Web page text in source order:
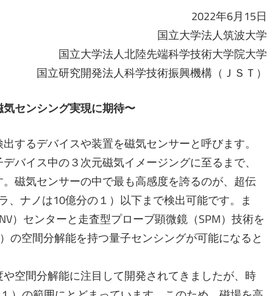
2022年6月15日
国立大学法人筑波大学
国立大学法人北陸先端科学技術大学院大学
国立研究開発法人科学技術振興機構（ＪＳＴ）
センシング実現に期待〜
するデバイスや装置を磁気センサーと呼びます。
バイス中の３次元磁気イメージングに至るまで、
磁気センサーの中で最も高感度を誇るのが、超伝
、ナノは10億分の１）以下まで検出可能です。ま
）センターと走査型プローブ顕微鏡（SPM）技術を
の空間分解能を持つ量子センシングが可能になると
空間分解能に注目して開発されてきましたが、時